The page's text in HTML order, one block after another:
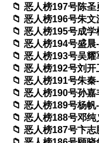
恶人榜197号陈圣
恶人榜196号朱
恶人榜195号成
恶人榜194号盛晨
恶人榜193号吴
恶人榜192号刘开
恶人榜191号朱秦
恶人榜190号孙
恶人榜189号杨帆
恶人榜188号邓
恶人榜187号卞